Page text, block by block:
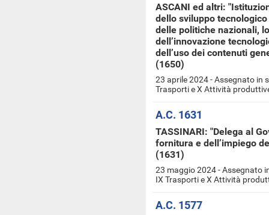
ASCANI ed altri:
dello sviluppo
delle politiche nazionali,
dell’innovazione
dell’uso dei contenuti
(1650)
23 aprile 2024 - Assegnato in
Trasporti e X Attività
A.C. 1631
TASSINARI: "Delega al
fornitura e dell’impiego
(1631)
23 maggio 2024 - Assegnato
IX Trasporti e X Attività
A.C. 1577